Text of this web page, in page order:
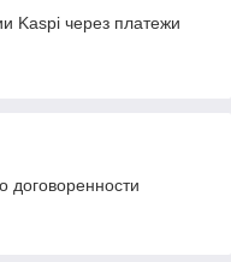
Kaspi через платежи
договоренности